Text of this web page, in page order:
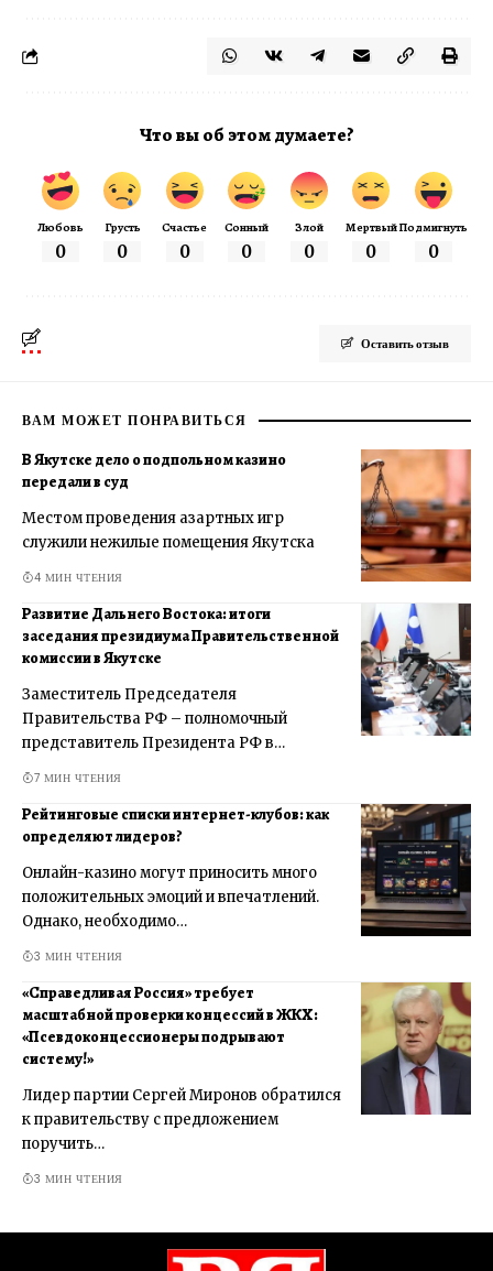
Что вы об этом думаете?
Любовь
0
Грусть
0
Счастье
0
Сонный
0
Злой
0
Мертвый
0
Подмигнуть
0
Оставить отзыв
ВАМ МОЖЕТ ПОНРАВИТЬСЯ
В Якутске дело о подпольном казино
передали в суд
Местом проведения азартных игр
служили нежилые помещения Якутска
4 МИН ЧТЕНИЯ
Развитие Дальнего Востока: итоги
заседания президиума Правительственной
комиссии в Якутске
Заместитель Председателя
Правительства РФ – полномочный
представитель Президента РФ в…
7 МИН ЧТЕНИЯ
Рейтинговые списки интернет-клубов: как
определяют лидеров?
Онлайн-казино могут приносить много
положительных эмоций и впечатлений.
Однако, необходимо…
3 МИН ЧТЕНИЯ
«Справедливая Россия» требует
масштабной проверки концессий в ЖКХ:
«Псевдоконцессионеры подрывают
систему!»
Лидер партии Сергей Миронов обратился
к правительству с предложением
поручить…
3 МИН ЧТЕНИЯ